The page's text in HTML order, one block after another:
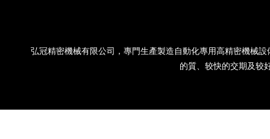
弘冠精密機械有限公司，專門生產製造自動化專用高精密機械
的質、较快的交期及较